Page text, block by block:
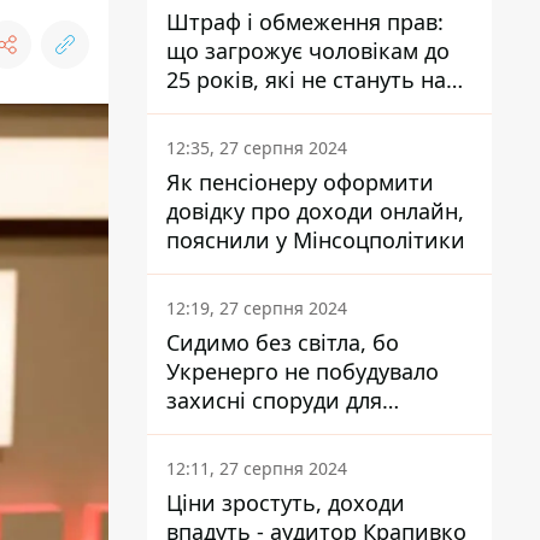
Штраф і обмеження прав:
що загрожує чоловікам до
25 років, які не стануть на
військовий облік
12:35, 27 серпня 2024
Як пенсіонеру оформити
довідку про доходи онлайн,
пояснили у Мінсоцполітики
12:19, 27 серпня 2024
Сидимо без світла, бо
Укренерго не побудувало
захисні споруди для
енергетики - нардеп
Кучеренко
12:11, 27 серпня 2024
Ціни зростуть, доходи
впадуть - аудитор Крапивко